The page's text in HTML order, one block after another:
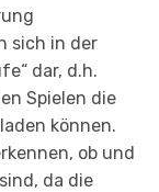
sich in der
dar, d.h.
Spielen die
können.
ob und
da die